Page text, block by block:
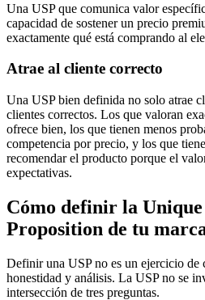
Una USP que comunica valor
capacidad de sostener un precio
exactamente qué está comprando al
Atrae al cliente correcto
Una USP bien definida no solo atrae
clientes correctos. Los que valoran
ofrece bien, los que tienen menos
competencia por precio, y los que
recomendar el producto porque el
expectativas.
Cómo definir la
Proposition de tu
Definir una USP no es un ejercicio de
honestidad y análisis. La USP no se
intersección de tres preguntas.